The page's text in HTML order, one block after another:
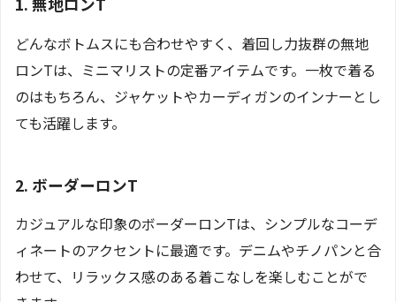
どんなボトムスにも合わせやすく、着回し力抜群の無地
ロンTは、ミニマリストの定番アイテムです。一枚で着る
のはもちろん、ジャケットやカーディガンのインナーとし
ても活躍します。
2. ボーダーロンT
カジュアルな印象のボーダーロンTは、シンプルなコーデ
ィネートのアクセントに最適です。デニムやチノパンと合
わせて、リラックス感のある着こなしを楽しむことがで